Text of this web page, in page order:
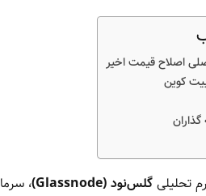
اصلاح قیمت اخیر
کوین
گذاران
تحلیلیگلس‌نود (Glassnode) ،